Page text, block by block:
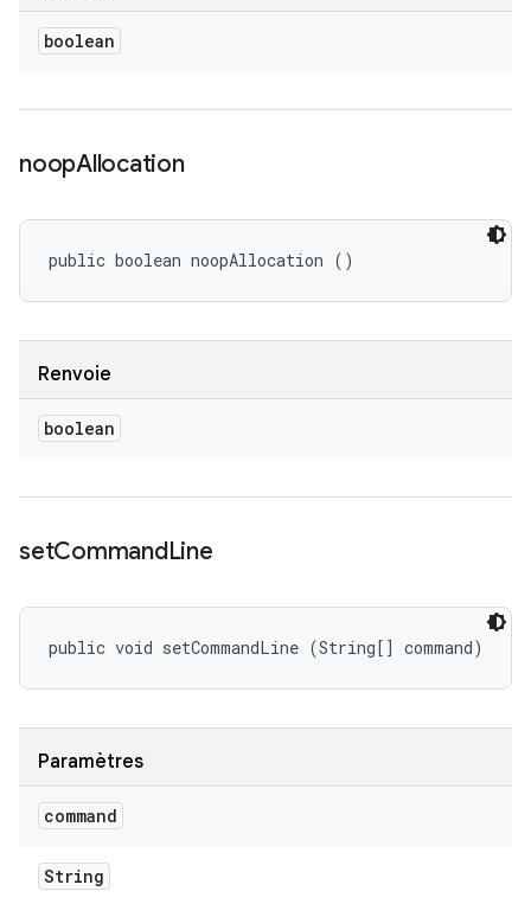
boolean
noopAllocation
public boolean noopAllocation ()
Renvoie
boolean
setCommandLine
public void setCommandLine (String[] command)
Paramètres
command
String